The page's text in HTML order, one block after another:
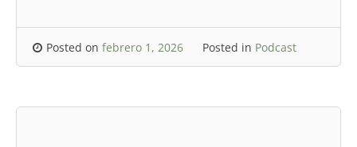
Posted on febrero 1, 2026 Posted in Podcast